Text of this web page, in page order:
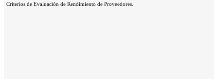
Criterios de Evaluación de Rendimiento de Proveedores.